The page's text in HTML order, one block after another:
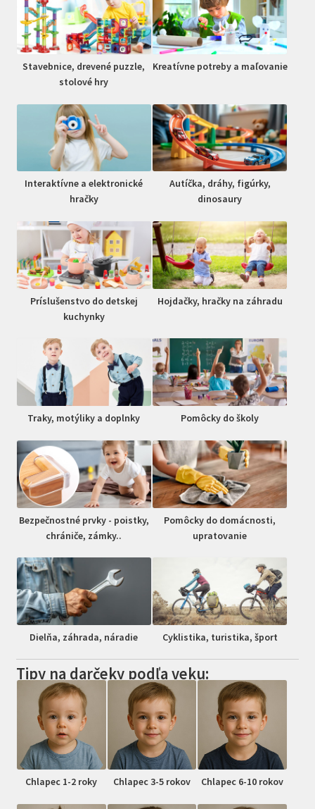
Stavebnice, drevené puzzle,
stolové hry
Kreatívne potreby a maľovanie
Interaktívne a elektronické
hračky
Autíčka, dráhy, figúrky,
dinosaury
Príslušenstvo do detskej
kuchynky
Hojdačky, hračky na záhradu
Traky, motýliky a doplnky Pomôcky do školy
Bezpečnostné prvky - poistky,
chrániče, zámky..
Pomôcky do domácnosti,
upratovanie
Dielňa, záhrada, náradie Cyklistika, turistika, šport
Tipy na darčeky podľa veku:
Chlapec 1-2 roky Chlapec 3-5 rokov Chlapec 6-10 rokov